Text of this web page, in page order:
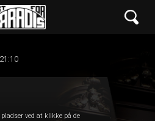
Paradis
ved at klikke på de
cc 055446